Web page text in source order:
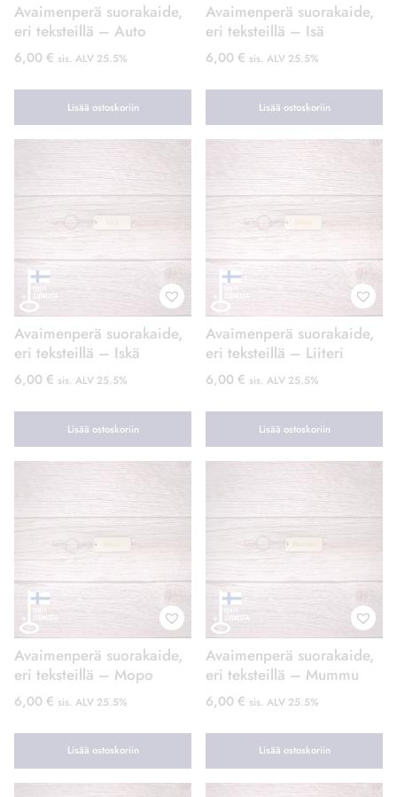
Avaimenperä suorakaide,
eri teksteillä – Auto
6,00 € sis. ALV 25.5%
Lisää ostoskoriin
Avaimenperä suorakaide,
eri teksteillä – Isä
6,00 € sis. ALV 25.5%
Lisää ostoskoriin
Avaimenperä suorakaide,
eri teksteillä – Iskä
6,00 € sis. ALV 25.5%
Lisää ostoskoriin
Avaimenperä suorakaide,
eri teksteillä – Liiteri
6,00 € sis. ALV 25.5%
Lisää ostoskoriin
Avaimenperä suorakaide,
eri teksteillä – Mopo
6,00 € sis. ALV 25.5%
Lisää ostoskoriin
Avaimenperä suorakaide,
eri teksteillä – Mummu
6,00 € sis. ALV 25.5%
Lisää ostoskoriin